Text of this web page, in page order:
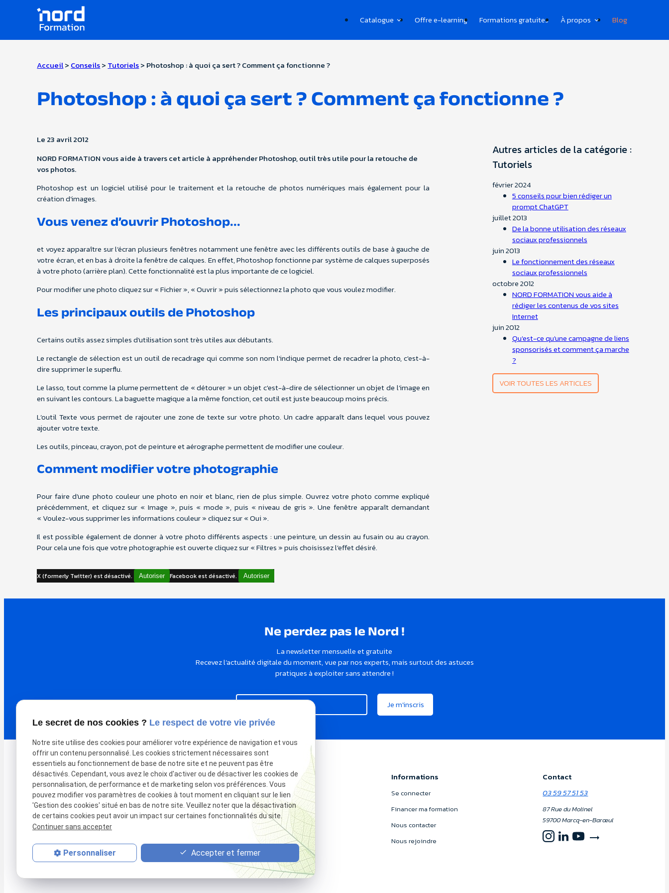
Catalogue Offre e-learning Formations gratuites À propos Blog
Accueil> Conseils> Tutoriels> Photoshop : à quoi ça sert ? Comment ça fonctionne ?
Photoshop : à quoi ça sert ? Comment ça fonctionne ?
Le 23 avril 2012
NORD FORMATION vous aide à travers cet article à appréhender Photoshop, outil très utile pour la retouche de
vos photos.
Photoshop est un logiciel utilisé pour le traitement et la retouche de photos numériques mais également pour la
création d’images.
Vous venez d’ouvrir Photoshop...
et voyez apparaître sur l’écran plusieurs fenêtres notamment une fenêtre avec les différents outils de base à gauche de
votre écran, et en bas à droite la fenêtre de calques. En effet, Photoshop fonctionne par système de calques superposés
à votre photo (arrière plan). Cette fonctionnalité est la plus importante de ce logiciel.
Pour modifier une photo cliquez sur « Fichier », « Ouvrir » puis sélectionnez la photo que vous voulez modifier.
Les principaux outils de Photoshop
Certains outils assez simples d’utilisation sont très utiles aux débutants.
Le rectangle de sélection est un outil de recadrage qui comme son nom l’indique permet de recadrer la photo, c'est-à-
dire supprimer le superflu.
Le lasso, tout comme la plume permettent de « détourer » un objet c'est-à-dire de sélectionner un objet de l’image en
en suivant les contours. La baguette magique a la même fonction, cet outil est juste beaucoup moins précis.
L’outil Texte vous permet de rajouter une zone de texte sur votre photo. Un cadre apparaît dans lequel vous pouvez
ajouter votre texte.
Les outils, pinceau, crayon, pot de peinture et aérographe permettent de modifier une couleur.
Comment modifier votre photographie
Pour faire d’une photo couleur une photo en noir et blanc, rien de plus simple. Ouvrez votre photo comme expliqué
précédemment, et cliquez sur « Image », puis « mode », puis « niveau de gris ». Une fenêtre apparaît demandant
« Voulez-vous supprimer les informations couleur » cliquez sur « Oui ».
Il est possible également de donner à votre photo différents aspects : une peinture, un dessin au fusain ou au crayon.
Pour cela une fois que votre photographie est ouverte cliquez sur « Filtres » puis choisissez l’effet désiré.
X (formerly Twitter) est désactivé. Autoriser Facebook est désactivé. Autoriser
Autres articles de la catégorie :
Tutoriels
février 2024
5 conseils pour bien rédiger un
prompt ChatGPT
juillet 2013
De la bonne utilisation des réseaux
sociaux professionnels
juin 2013
Le fonctionnement des réseaux
sociaux professionnels
octobre 2012
NORD FORMATION vous aide à
rédiger les contenus de vos sites
Internet
juin 2012
Qu'est-ce qu'une campagne de liens
sponsorisés et comment ça marche
?
VOIR TOUTES LES ARTICLES
Ne perdez pas le Nord !
La newsletter mensuelle et gratuite
Recevez l’actualité digitale du moment, vue par nos experts, mais surtout des astuces
pratiques à exploiter sans attendre !
Organisme de formation certifié Qualiopi,
nous accompagnons nos clients pros dans
leur développement digital depuis 2004,
illustrée !
Nord Formation
Catalogue
Offre e-learning
Formations gratuites
À propos
Blog
Informations
Se connecter
Financer ma formation
Nous contacter
Nous rejoindre
Contact
03 59 57 51 53
87 Rue du Molinel
59700 Marcq-en-Barœul
trending_flat
Panneau de gestion des cookies
Le secret de nos cookies ? Le respect de votre vie privée
Notre site utilise des cookies pour améliorer votre expérience de navigation et vous
offrir un contenu personnalisé. Les cookies strictement nécessaires sont
essentiels au fonctionnement de base de notre site et ne peuvent pas être
désactivés. Cependant, vous avez le choix d'activer ou de désactiver les cookies de
personnalisation, de performance et de marketing selon vos préférences. Vous
pouvez modifier vos paramètres de cookies à tout moment en cliquant sur le lien
'Gestion des cookies' situé en bas de notre site. Veuillez noter que la désactivation
de certains cookies peut avoir un impact sur certaines fonctionnalités du site.
Continuer sans accepter
Personnaliser Accepter et fermer